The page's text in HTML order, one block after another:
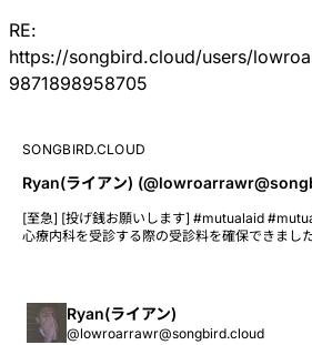
RE:
https://songbird.cloud/users/
9871898958705
SONGBIRD.CLOUD
Ryan(ライアン)
[至急] [投げ銭お願いします] #mutualaid
心療内科を受診する際の受診料を確保できまし
https://www.paypal.me/Ryanwije Ko-Fi https://ko-fi.com/lowroarrawr
Note https://note.com/rawrisrealbro/n/nf91717ebdd39
Ryan(ライアン)
@lowroarrawr@songbird.cloud